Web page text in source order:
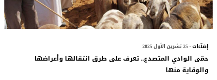
إضآءات- 25 تشرين الأول 2025
حمّى الوادي المتصدع.. تعرف على طرق انتقالها وأعراضها
والوقاية منها